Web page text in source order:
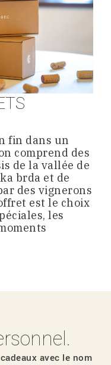
fin dans un
comprend des
de la vallée de
brda et de
des vignerons
est le choix
les
avec le nom